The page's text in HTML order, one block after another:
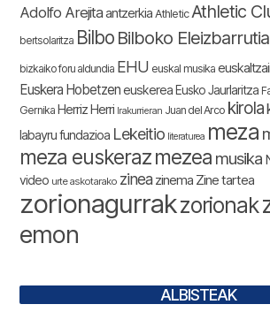
Adolfo Arejitaantzerkia Athletic Athletic
bertsolaritza Bilbo Bilboko Eleizbarrutia
bizkaiko foru aldundia EHU euskal musika
Euskera Hobetzeneuskerea Eusko Jaurlaritza
Gernika Herriz Herri Irakurrieran Juan del Arco kirola
labayru fundazioa Lekeitio literaturea meza
meza euskerazmezea musika
video urte askotarako zinea zinema Zine tartea
zorionagurrakzorionak
emon
ALBISTEAK